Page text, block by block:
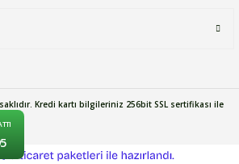
Kredi kartı bilgileriniz 256bit SSL sertifikası ile
ideasoft
e-